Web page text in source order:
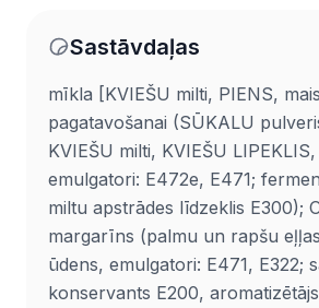
Sastāvdaļas
mīkla [KVIEŠU milti, PIENS,
pagatavošanai (SŪKALU
KVIEŠU milti, KVIEŠU
emulgatori: E472e, E471;
miltu apstrādes līdzeklis E300);
margarīns (palmu un rapšu
ūdens, emulgatori: E471, E322;
konservants E200,